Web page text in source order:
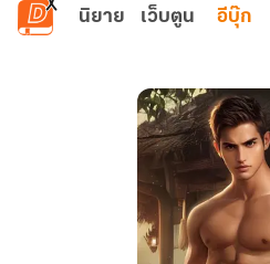
ข้ามไปยังเนื้อหาหลัก
นิยาย เว็บตูน อีบุ๊ก